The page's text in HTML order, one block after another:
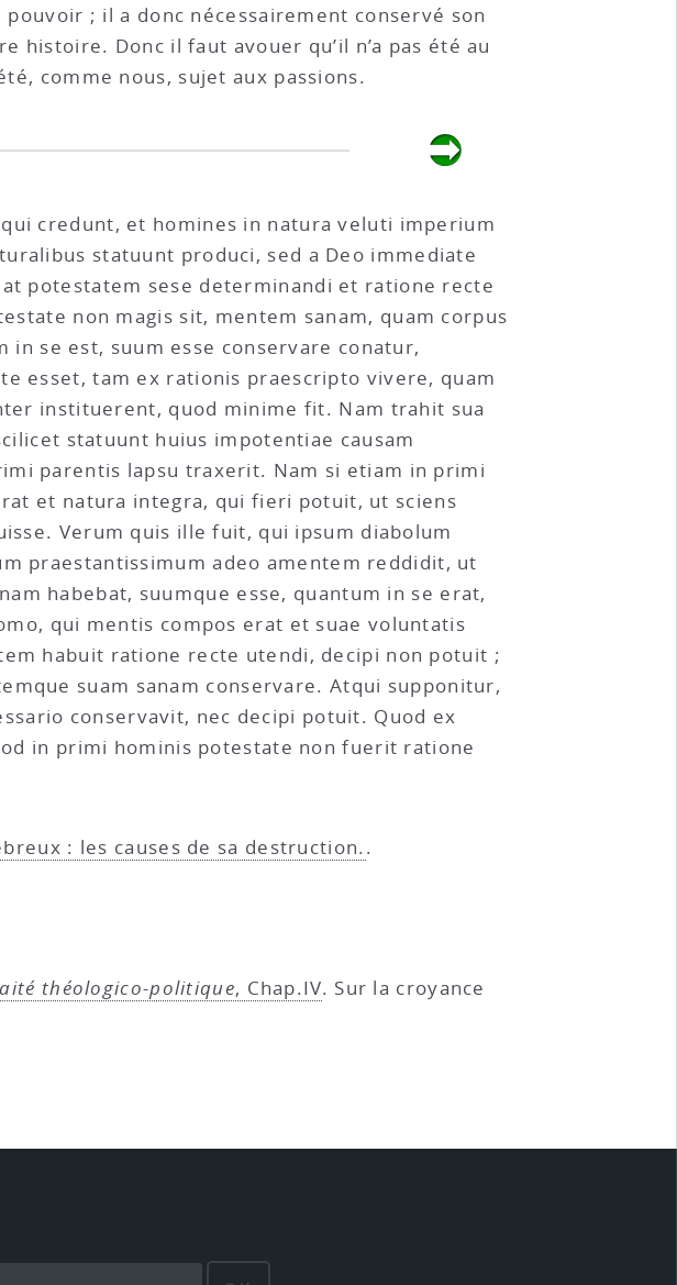
; il a donc nécessairement conservé son
histoire. Donc il faut avouer qu’il n’a pas été au
comme nous, sujet aux passions.
credunt, et homines in natura veluti imperium
statuunt produci, sed a Deo immediate
potestatem sese determinandi et ratione recte
non magis sit, mentem sanam, quam corpus
in se est, suum esse conservare conatur,
esset, tam ex rationis praescripto vivere, quam
instituerent, quod minime fit. Nam trahit sua
statuunt huius impotentiae causam
parentis lapsu traxerit. Nam si etiam in primi
et natura integra, qui fieri potuit, ut sciens
Verum quis ille fuit, qui ipsum diabolum
praestantissimum adeo amentem reddidit, ut
habebat, suumque esse, quantum in se erat,
qui mentis compos erat et suae voluntatis
habuit ratione recte utendi, decipi non potuit ;
suam sanam conservare. Atqui supponitur,
conservavit, nec decipi potuit. Quod ex
in primi hominis potestate non fuerit ratione
: les causes de sa destruction. .
théologico-politique, Chap.IV. Sur la croyance